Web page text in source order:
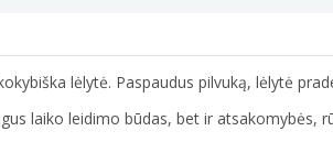
lėlytė. Paspaudus pilvuką, lėlytė
laiko leidimo būdas, bet ir atsakomybės,